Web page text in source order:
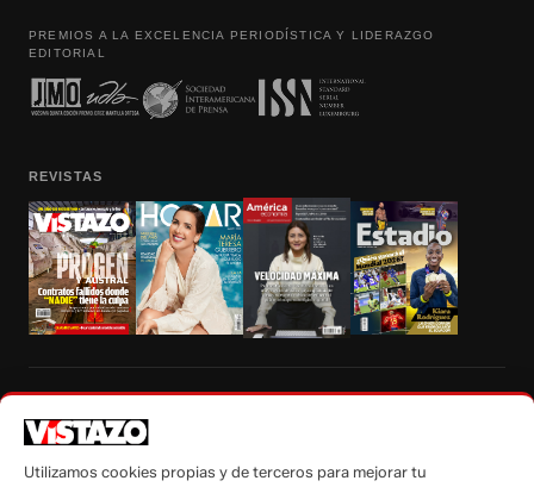
PREMIOS A LA EXCELENCIA PERIODÍSTICA Y LIDERAZGO
EDITORIAL
REVISTAS
autorización escrita de su titular, de todos los contenidos de Vistazo.com.
Utilizamos cookies propias y de terceros para mejorar tu